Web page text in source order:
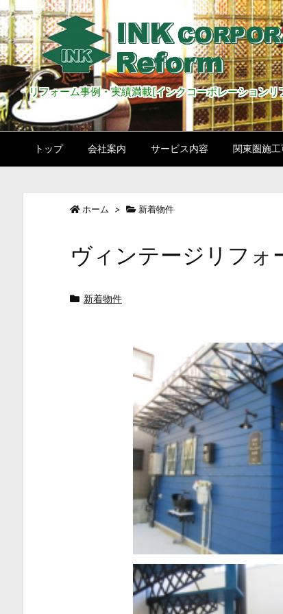
リフォーム事例・実績満載[インクコーポレーションリ
トップ 会社案内 サービス内容 関東圏施
ホーム > 新着物件
ヴィンテージリフォ
新着物件